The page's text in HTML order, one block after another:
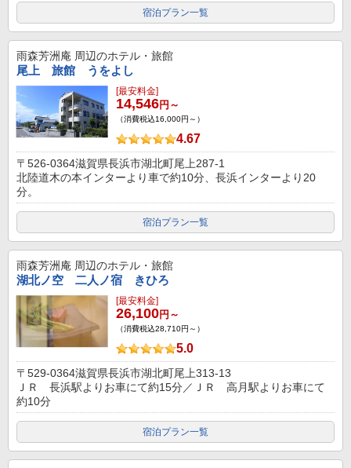
宿泊プラン一覧
雨森芳洲庵 周辺のホテル・旅館
尾上 旅館 うをよし
[最安料金]
14,546円～
（消費税込16,000円～）
4.67
〒526-0364滋賀県長浜市湖北町尾上287-1
北陸道木の本インターより車で約10分、長浜インターより20
分。
宿泊プラン一覧
雨森芳洲庵 周辺のホテル・旅館
湖北ノ空 二人ノ宿 きひろ
[最安料金]
26,100円～
（消費税込28,710円～）
5.0
〒529-0364滋賀県長浜市湖北町尾上313-13
ＪＲ 長浜駅よりお車にて約15分／ＪＲ 高月駅よりお車にて
約10分
宿泊プラン一覧